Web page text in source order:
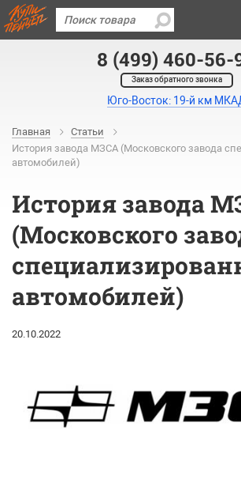
8 (499) 460-56-
Заказ обратного звонка
Юго-Восток: 19-й км
Главная
Статьи
История завода МЗСА (Московского завода
автомобилей)
История завода
(Московского
автомобилей)
20.10.2022